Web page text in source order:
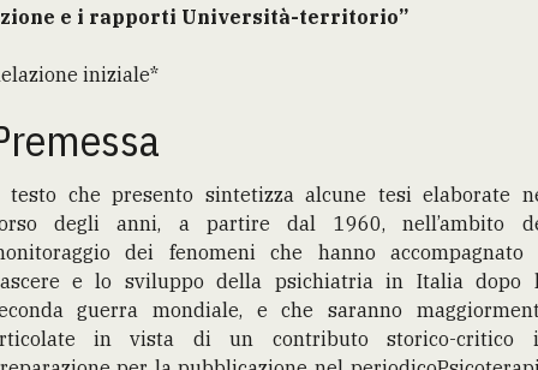
e i rapporti Università-territorio”
iniziale*
testo che presento sintetizza alcune tesi elaborate
degli anni, a partire dal 1960, nell’ambito
dei fenomeni che hanno accompagnato
e lo sviluppo della psichiatria in Italia dopo
guerra mondiale, e che saranno
in vista di un contributo storico-critico